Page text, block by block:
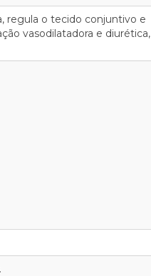
regula o tecido conjuntivo e
vasodilatadora e diurética,